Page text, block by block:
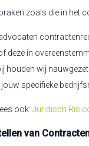
zoals die in het
deze in
houden wij
specifieke
Lees ook: Juridisch
van